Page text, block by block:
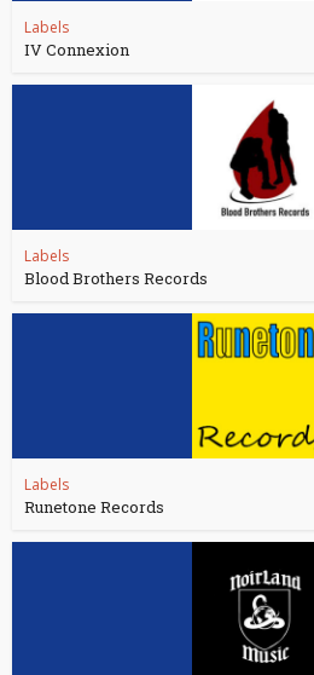
Labels
IV Connexion
Labels
Blood Brothers Records
Labels
Runetone Records